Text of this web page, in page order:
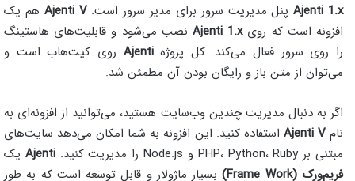
Ajenti 1.xپنل مدیریت سرور برای مدیر سرور است.Ajenti V هم یک
افزونه است که رویAjenti 1.x نصب می‌شود و قابلیت‌های هاستینگ
را روی سرور فعال می‌کند. کل پروژهAjenti روی کیت‌هاب است و
می‌توان از متن باز و رایگان بودن آن مطمئن شد.
اگر به دنبال مدیریت چندین وب‌سایت هستید، می‌توانید از افزونه‌ای به
نامAjenti V استفاده کنید. این افزونه به شما امکان می‌دهد سایت‌های
مبتنی بر PHP، Python، Ruby و Node.js را مدیریت کنید.
Ajenti یک
فریم‌ورک (Frame Work)
بسیار ماژولار و قابل توسعه است که به طور